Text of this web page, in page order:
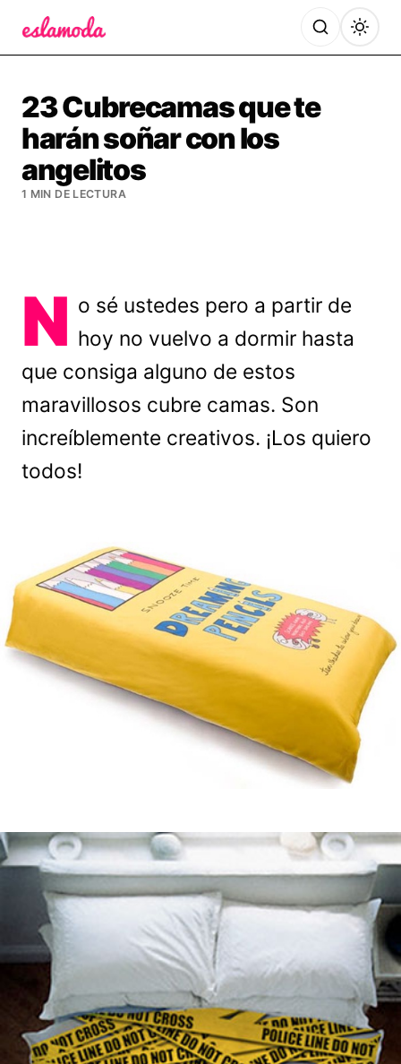
23 Cubrecamas que te
harán soñar con los
angelitos
1 MIN DE LECTURA
N o sé ustedes pero a partir de
hoy no vuelvo a dormir hasta
que consiga alguno de estos
maravillosos cubre camas. Son
increíblemente creativos. ¡Los quiero
todos!